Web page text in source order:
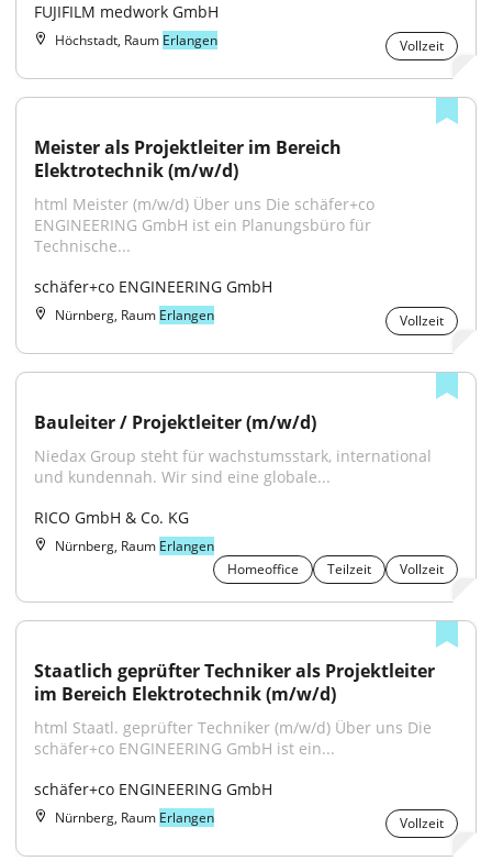
FUJIFILM medwork GmbH
Höchstadt, Raum Erlangen Vollzeit
Meister als Projektleiter im Bereich
Elektrotechnik (m/w/d)
html Meister (m/w/d) Über uns Die schäfer+co
ENGINEERING GmbH ist ein Planungsbüro für
Technische...
schäfer+co ENGINEERING GmbH
Nürnberg, Raum Erlangen Vollzeit
Bauleiter / Projektleiter (m/w/d)
Niedax Group steht für wachstumsstark, international
und kundennah. Wir sind eine globale...
RICO GmbH & Co. KG
Nürnberg, Raum Erlangen
Homeoffice
Teilzeit Vollzeit
Staatlich geprüfter Techniker als Projektleiter
im Bereich Elektrotechnik (m/w/d)
html Staatl. geprüfter Techniker (m/w/d) Über uns Die
schäfer+co ENGINEERING GmbH ist ein...
schäfer+co ENGINEERING GmbH
Nürnberg, Raum Erlangen Vollzeit